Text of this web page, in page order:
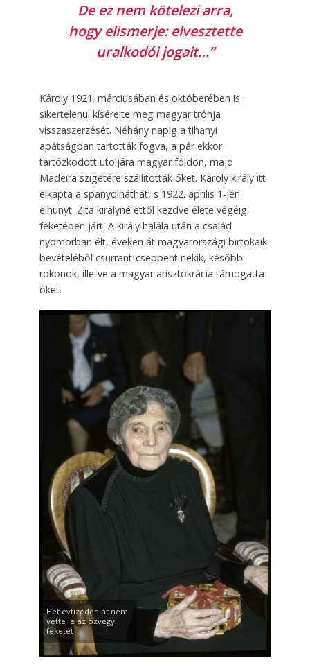
De ez nem kötelezi arra,
hogy elismerje: elvesztette
uralkodói jogait…”
Károly 1921. márciusában és októberében is
sikertelenül kísérelte meg magyar trónja
visszaszerzését. Néhány napig a tihanyi
apátságban tartották fogva, a pár ekkor
tartózkodott utoljára magyar földön, majd
Madeira szigetére szállították őket. Károly király itt
elkapta a spanyolnáthát, s 1922. április 1-jén
elhunyt. Zita királyné ettől kezdve élete végéig
feketében járt. A király halála után a család
nyomorban élt, éveken át magyarországi birtokaik
bevételéből csurrant-cseppent nekik, később
rokonok, illetve a magyar arisztokrácia támogatta
őket.
Hét évtizeden át nem
vette le az özvegyi
feketét